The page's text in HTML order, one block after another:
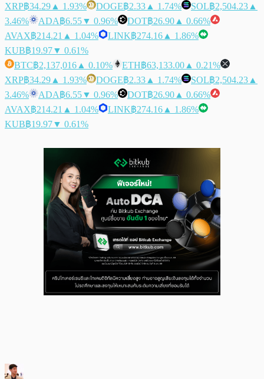
XRP฿34.29 ▲ 1.93% DOGE฿2.33 ▲ 1.74% SOL฿2,504.23 ▲
3.46%
ADA฿6.55▼ 0.96% DOT฿26.90 ▲ 0.66%
AVAX฿214.21 ▲ 1.04% LINK฿274.16 ▲ 1.86%
KUB฿19.97▼ 0.61%
BTC฿2,137,016 ▲ 0.10% ETH฿63,133.00 ▲ 0.21%
XRP฿34.29 ▲ 1.93% DOGE฿2.33 ▲ 1.74% SOL฿2,504.23 ▲
3.46%
ADA฿6.55▼ 0.96% DOT฿26.90 ▲ 0.66%
AVAX฿214.21 ▲ 1.04% LINK฿274.16 ▲ 1.86%
KUB฿19.97▼ 0.61%